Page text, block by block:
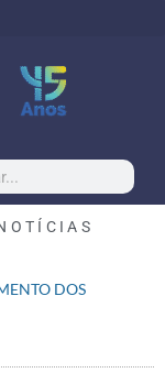
DOS